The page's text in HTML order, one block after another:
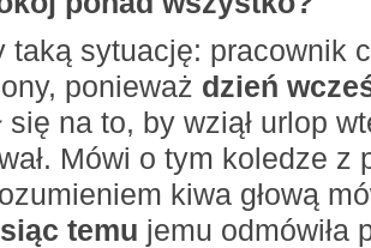
taką sytuację: pracownik
ponieważ dzień
się na to, by wziął urlop
Mówi o tym koledze z
kiwa głową
temu jemu odmówiła